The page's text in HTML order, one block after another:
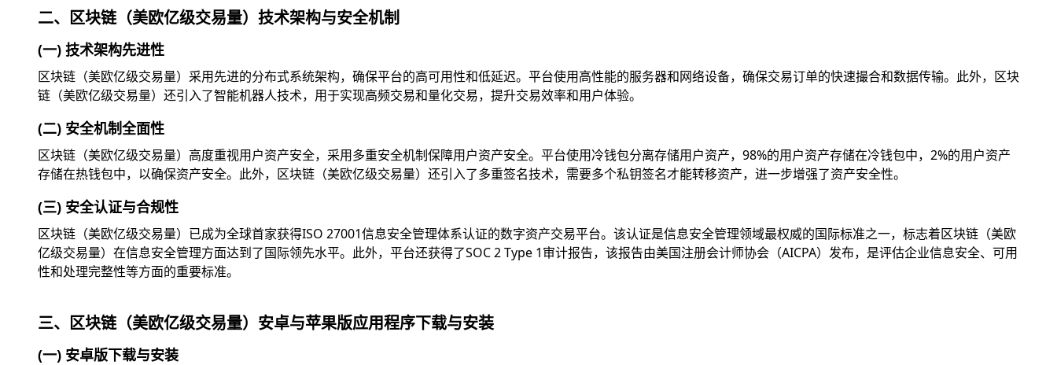
二、区块链（美欧亿级交易量）技术架构与安全机制
(一) 技术架构先进性
区块链（美欧亿级交易量）采用先进的分布式系统架构，确保平台的高可用性和低延迟。平台使用高性能的服务器和网络设备，确保交易订单的快速撮合和数据传输。此外，区块
链（美欧亿级交易量）还引入了智能机器人技术，用于实现高频交易和量化交易，提升交易效率和用户体验。
(二) 安全机制全面性
区块链（美欧亿级交易量）高度重视用户资产安全，采用多重安全机制保障用户资产安全。平台使用冷钱包分离存储用户资产，98%的用户资产存储在冷钱包中，2%的用户资产
存储在热钱包中，以确保资产安全。此外，区块链（美欧亿级交易量）还引入了多重签名技术，需要多个私钥签名才能转移资产，进一步增强了资产安全性。
(三) 安全认证与合规性
区块链（美欧亿级交易量）已成为全球首家获得ISO 27001信息安全管理体系认证的数字资产交易平台。该认证是信息安全管理领域最权威的国际标准之一，标志着区块链（美欧
亿级交易量）在信息安全管理方面达到了国际领先水平。此外，平台还获得了SOC 2 Type 1审计报告，该报告由美国注册会计师协会（AICPA）发布，是评估企业信息安全、可用
性和处理完整性等方面的重要标准。
三、区块链（美欧亿级交易量）安卓与苹果版应用程序下载与安装
(一) 安卓版下载与安装